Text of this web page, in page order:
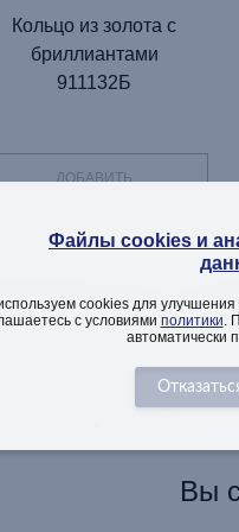
Кольцо из золота с
бриллиантами
911132Б
ДОБАВИТЬ
Описание изделия
Вы
Файлы cookies и
cookies для
с условиями политики .
автоматически